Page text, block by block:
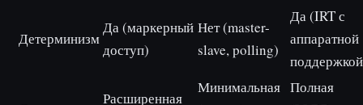
Детерминизм
Да (маркерный
доступ)
Нет (master-
slave, polling)
Да (IRT с
аппаратной
Расширенная
Минимальная Полная